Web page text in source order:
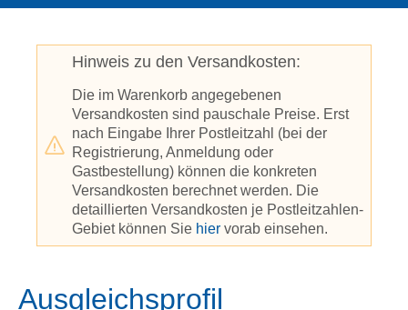
Hinweis zu den Versandkosten:
Die im Warenkorb angegebenen
Versandkosten sind pauschale Preise. Erst
nach Eingabe Ihrer Postleitzahl (bei der
Registrierung, Anmeldung oder
Gastbestellung) können die konkreten
Versandkosten berechnet werden. Die
detaillierten Versandkosten je Postleitzahlen-
Gebiet können Sie hier vorab einsehen.
Ausgleichsprofil